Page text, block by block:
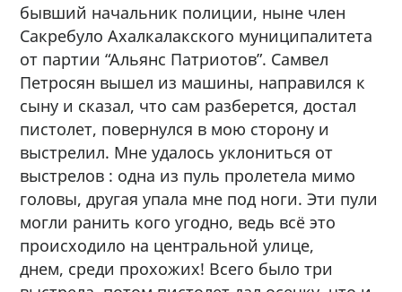
бывший начальник полиции, ныне член
Сакребуло Ахалкалакского муниципалитета
от партии “Альянс Патриотов”. Самвел
Петросян вышел из машины, направился к
сыну и сказал, что сам разберется, достал
пистолет, повернулся в мою сторону и
выстрелил. Мне удалось уклониться от
выстрелов : одна из пуль пролетела мимо
головы, другая упала мне под ноги. Эти пули
могли ранить кого угодно, ведь всё это
происходило на центральной улице,
днем, среди прохожих! Всего было три